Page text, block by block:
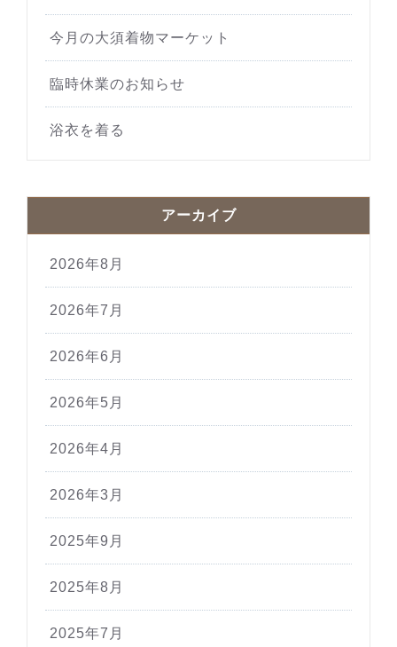
今月の大須着物マーケット
臨時休業のお知らせ
浴衣を着る
アーカイブ
2026年8月
2026年7月
2026年6月
2026年5月
2026年4月
2026年3月
2025年9月
2025年8月
2025年7月